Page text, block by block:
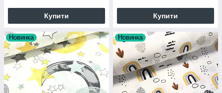
Купити Купити
Новинка Новинка